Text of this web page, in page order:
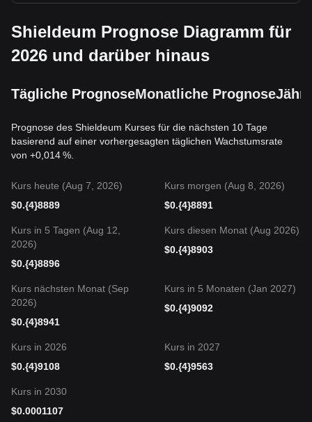
Shieldeum Prognose Diagramm für
2026 und darüber hinaus
Tägliche PrognoseMonatliche Prognose
Prognose des Shieldeum Kurses für die nächsten 10 Tage
basierend auf einer vorhergesagten täglichen Wachstumsrate
von +0,014 %.
Kurs heute (Aug 7, 2026)
$0.{4}8889
Kurs morgen (Aug 8, 2026)
$0.{4}8891
Kurs in 5 Tagen (Aug 12,
2026)
$0.{4}8896
Kurs diesen Monat (Aug 2026)
$0.{4}8903
Kurs nächsten Monat (Sep
2026)
$0.{4}8941
Kurs in 5 Monaten (Jan 2027)
$0.{4}9092
Kurs in 2026
$0.{4}9108
Kurs in 2027
$0.{4}9563
Kurs in 2030
$0.0001107